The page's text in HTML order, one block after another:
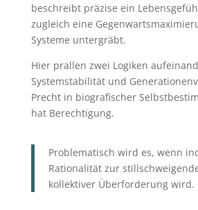
beschreibt präzise ein
zugleich eine
Systeme untergräbt.
Hier prallen zwei Logiken
Systemstabilität und
Precht in biografischer
hat Berechtigung.
Problematisch wird es, wenn
Rationalität zur
kollektiver Überforderung wird.